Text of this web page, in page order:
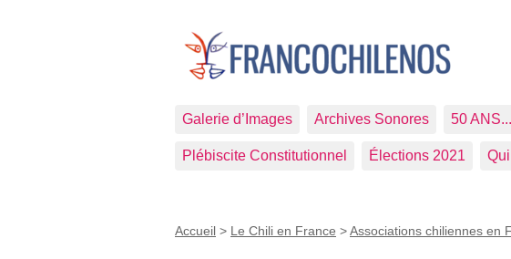
Galerie d’Images Archives Sonores 50 ANS...
Plébiscite Constitutionnel Élections 2021
Accueil > Le Chili en France >Associations chiliennes en